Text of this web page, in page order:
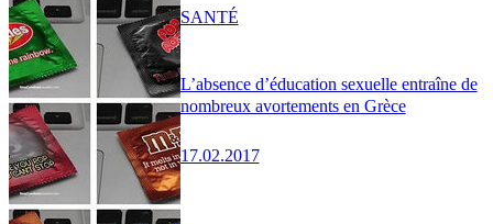
L’absence d’éducation sexuelle entraîne de
nombreux avortements en Grèce
17.02.2017
SANTÉ